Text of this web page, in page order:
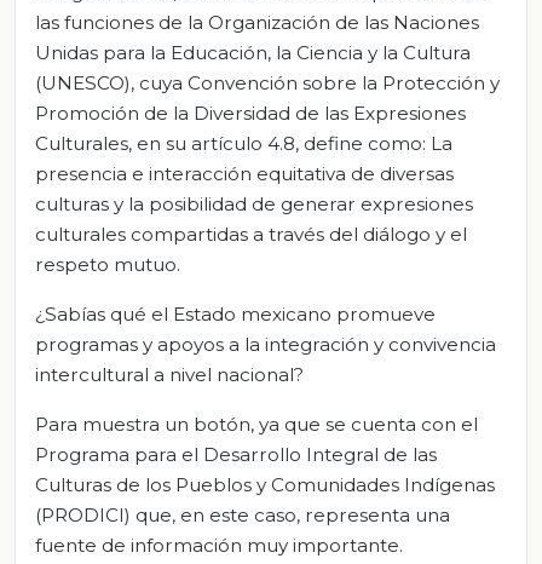
las funciones de la Organización de las Naciones
Unidas para la Educación, la Ciencia y la Cultura
(UNESCO), cuya Convención sobre la Protección y
Promoción de la Diversidad de las Expresiones
Culturales, en su artículo 4.8, define como: La
presencia e interacción equitativa de diversas
culturas y la posibilidad de generar expresiones
culturales compartidas a través del diálogo y el
respeto mutuo.
¿Sabías qué el Estado mexicano promueve
programas y apoyos a la integración y convivencia
intercultural a nivel nacional?
Para muestra un botón, ya que se cuenta con el
Programa para el Desarrollo Integral de las
Culturas de los Pueblos y Comunidades Indígenas
(PRODICI) que, en este caso, representa una
fuente de información muy importante.